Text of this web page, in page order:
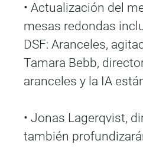
• Actualización del
mesas redondas
DSF: Aranceles,
Tamara Bebb,
aranceles y la IA
• Jonas Lagerqvist,
también